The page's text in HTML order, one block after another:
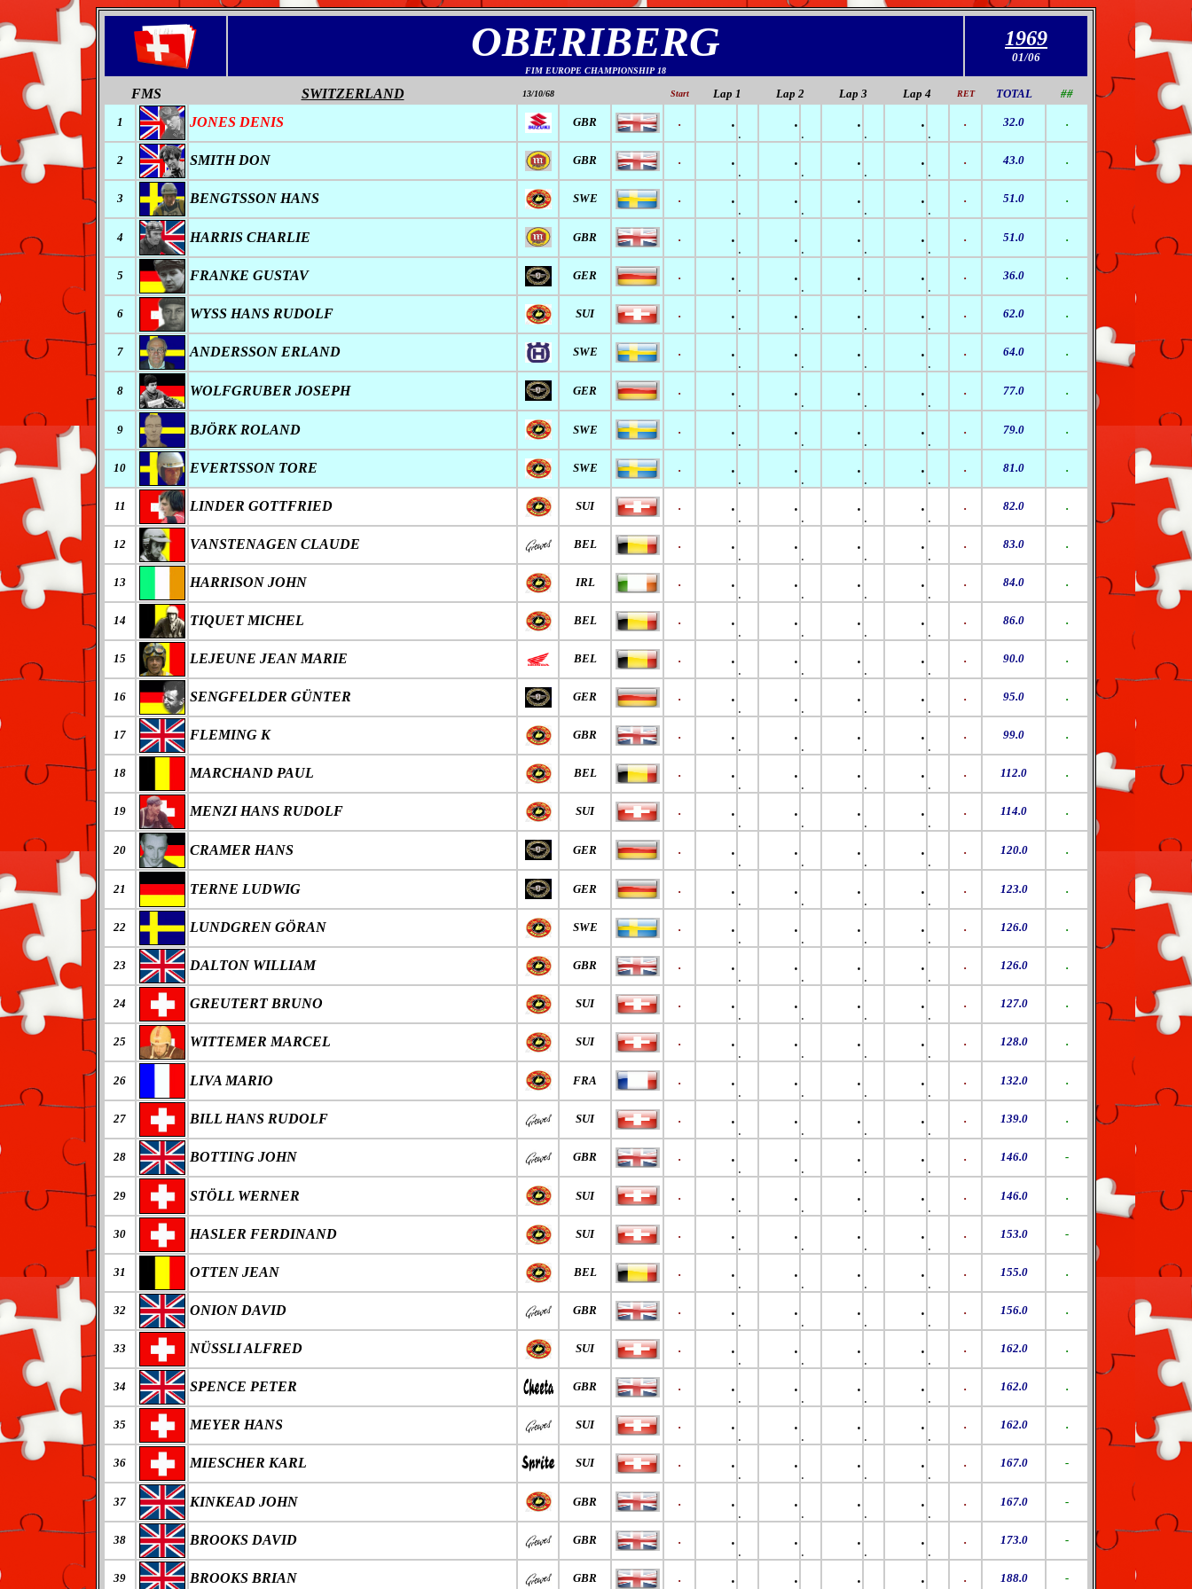
OBERIBERG
FIM EUROPE CHAMPIONSHIP 18
1969
01/06
FMS SWITZERLAND 13/10/68 Start Lap 1 Lap 2 Lap 3 Lap 4 RET TOTAL ##
1 JONES DENIS GBR . .
.
.
.
.
.
.
.
. 32.0 .
2 SMITH DON GBR . .
.
.
.
.
.
.
.
. 43.0 .
3 BENGTSSON HANS SWE . .
.
.
.
.
.
.
.
. 51.0 .
4 HARRIS CHARLIE GBR . .
.
.
.
.
.
.
.
. 51.0 .
5 FRANKE GUSTAV GER . .
.
.
.
.
.
.
.
. 36.0 .
6 WYSS HANS RUDOLF SUI . .
.
.
.
.
.
.
.
. 62.0 .
7 ANDERSSON ERLAND SWE . .
.
.
.
.
.
.
.
. 64.0 .
8 WOLFGRUBER JOSEPH GER . .
.
.
.
.
.
.
.
. 77.0 .
9 BJÖRK ROLAND SWE . .
.
.
.
.
.
.
.
. 79.0 .
10 EVERTSSON TORE SWE . .
.
.
.
.
.
.
.
. 81.0 .
11 LINDER GOTTFRIED SUI . .
.
.
.
.
.
.
.
. 82.0 .
12 VANSTENAGEN CLAUDE BEL . .
.
.
.
.
.
.
.
. 83.0 .
13 HARRISON JOHN IRL . .
.
.
.
.
.
.
.
. 84.0 .
14 TIQUET MICHEL BEL . .
.
.
.
.
.
.
.
. 86.0 .
15 LEJEUNE JEAN MARIE BEL . .
.
.
.
.
.
.
.
. 90.0 .
16 SENGFELDER GÜNTER GER . .
.
.
.
.
.
.
.
. 95.0 .
17 FLEMING K GBR . .
.
.
.
.
.
.
.
. 99.0 .
18 MARCHAND PAUL BEL . .
.
.
.
.
.
.
.
. 112.0 .
19 MENZI HANS RUDOLF SUI . .
.
.
.
.
.
.
.
. 114.0 .
20 CRAMER HANS GER . .
.
.
.
.
.
.
.
. 120.0 .
21 TERNE LUDWIG GER . .
.
.
.
.
.
.
.
. 123.0 .
22 LUNDGREN GÖRAN SWE . .
.
.
.
.
.
.
.
. 126.0 .
23 DALTON WILLIAM GBR . .
.
.
.
.
.
.
.
. 126.0 .
24 GREUTERT BRUNO SUI . .
.
.
.
.
.
.
.
. 127.0 .
25 WITTEMER MARCEL SUI . .
.
.
.
.
.
.
.
. 128.0 .
26 LIVA MARIO FRA . .
.
.
.
.
.
.
.
. 132.0 .
27 BILL HANS RUDOLF SUI . .
.
.
.
.
.
.
.
. 139.0 .
28 BOTTING JOHN GBR . .
.
.
.
.
.
.
.
. 146.0 -
29 STÖLL WERNER SUI . .
.
.
.
.
.
.
.
. 146.0 .
30 HASLER FERDINAND SUI . .
.
.
.
.
.
.
.
. 153.0 -
31 OTTEN JEAN BEL . .
.
.
.
.
.
.
.
. 155.0 .
32 ONION DAVID GBR . .
.
.
.
.
.
.
.
. 156.0 .
33 NÜSSLI ALFRED SUI . .
.
.
.
.
.
.
.
. 162.0 .
34 SPENCE PETER GBR . .
.
.
.
.
.
.
.
. 162.0 .
35 MEYER HANS SUI . .
.
.
.
.
.
.
.
. 162.0 .
36 MIESCHER KARL SUI . .
.
.
.
.
.
.
.
. 167.0 -
37 KINKEAD JOHN GBR . .
.
.
.
.
.
.
.
. 167.0 -
38 BROOKS DAVID GBR . .
.
.
.
.
.
.
.
. 173.0 -
39 BROOKS BRIAN GBR . . . . . . 188.0 -